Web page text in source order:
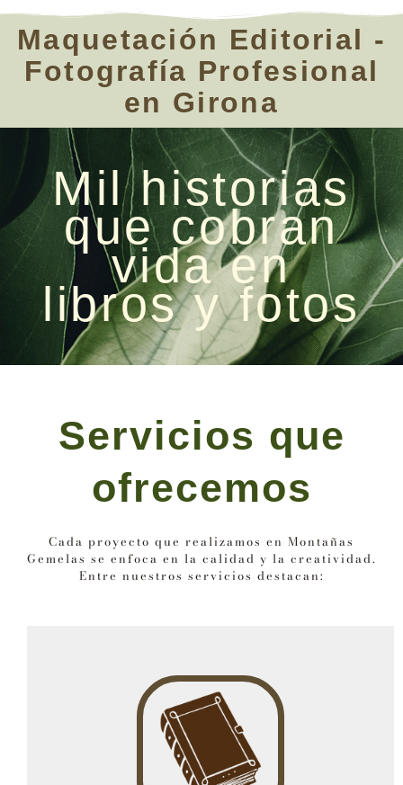
Maquetación Editorial -
Fotografía Profesional
en Girona
Mil historias
que cobran
vida en
libros y fotos
Servicios que
ofrecemos
Cada proyecto que realizamos en Montañas
Gemelas se enfoca en la calidad y la creatividad.
Entre nuestros servicios destacan: